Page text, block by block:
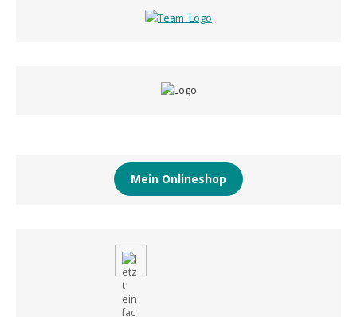
Mein Onlineshop